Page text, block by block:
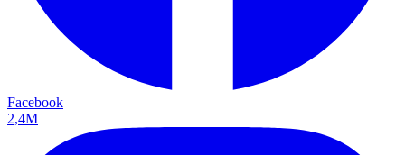
Facebook
2,4M